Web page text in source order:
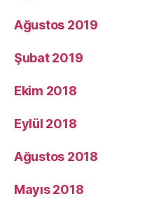
Ağustos 2019
Şubat 2019
Ekim 2018
Eylül 2018
Ağustos 2018
Mayıs 2018